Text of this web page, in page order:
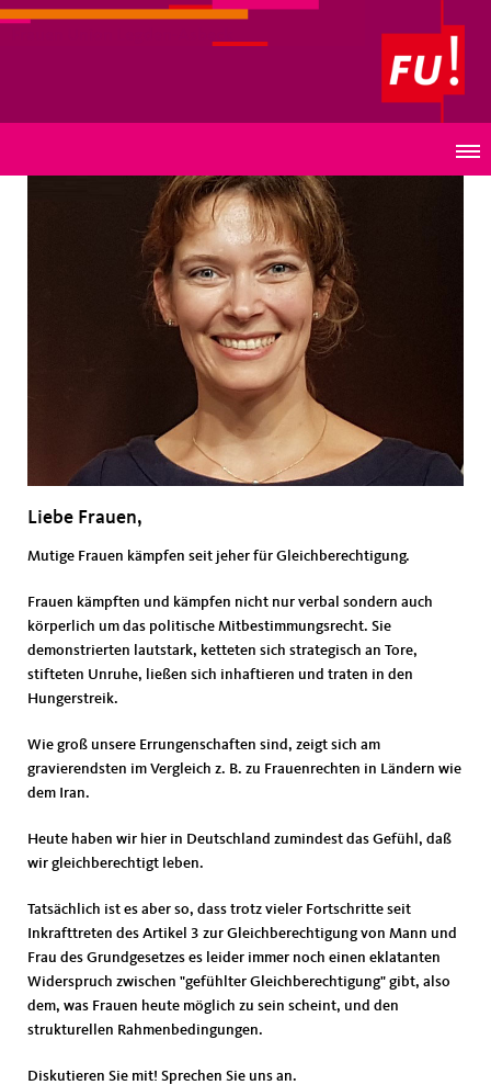
Liebe Frauen,
Mutige Frauen kämpfen seit jeher für Gleichberechtigung.
Frauen kämpften und kämpfen nicht nur verbal sondern auch
körperlich um das politische Mitbestimmungsrecht. Sie
demonstrierten lautstark, ketteten sich strategisch an Tore,
stifteten Unruhe, ließen sich inhaftieren und traten in den
Hungerstreik.
Wie groß unsere Errungenschaften sind, zeigt sich am
gravierendsten im Vergleich z. B. zu Frauenrechten in Ländern wie
dem Iran.
Heute haben wir hier in Deutschland zumindest das Gefühl, daß
wir gleichberechtigt leben.
Tatsächlich ist es aber so, dass trotz vieler Fortschritte seit
Inkrafttreten des Artikel 3 zur Gleichberechtigung von Mann und
Frau des Grundgesetzes es leider immer noch einen eklatanten
Widerspruch zwischen "gefühlter Gleichberechtigung" gibt, also
dem, was Frauen heute möglich zu sein scheint, und den
strukturellen Rahmenbedingungen.
Diskutieren Sie mit! Sprechen Sie uns an.